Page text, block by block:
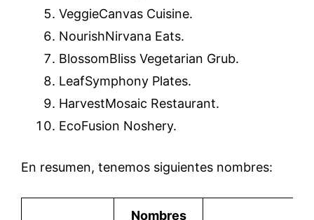
VeggieCanvas Cuisine.
NourishNirvana Eats.
BlossomBliss Vegetarian Grub.
LeafSymphony Plates.
HarvestMosaic Restaurant.
EcoFusion Noshery.
En resumen, tenemos siguientes nombres:
Nombres